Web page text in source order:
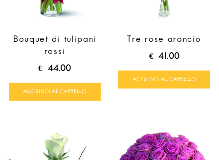
Bouquet di tulipani
rossi
€ 44.00
AGGIUNGI AL CARRELLO
Tre rose arancio
€ 41.00
AGGIUNGI AL CARRELLO